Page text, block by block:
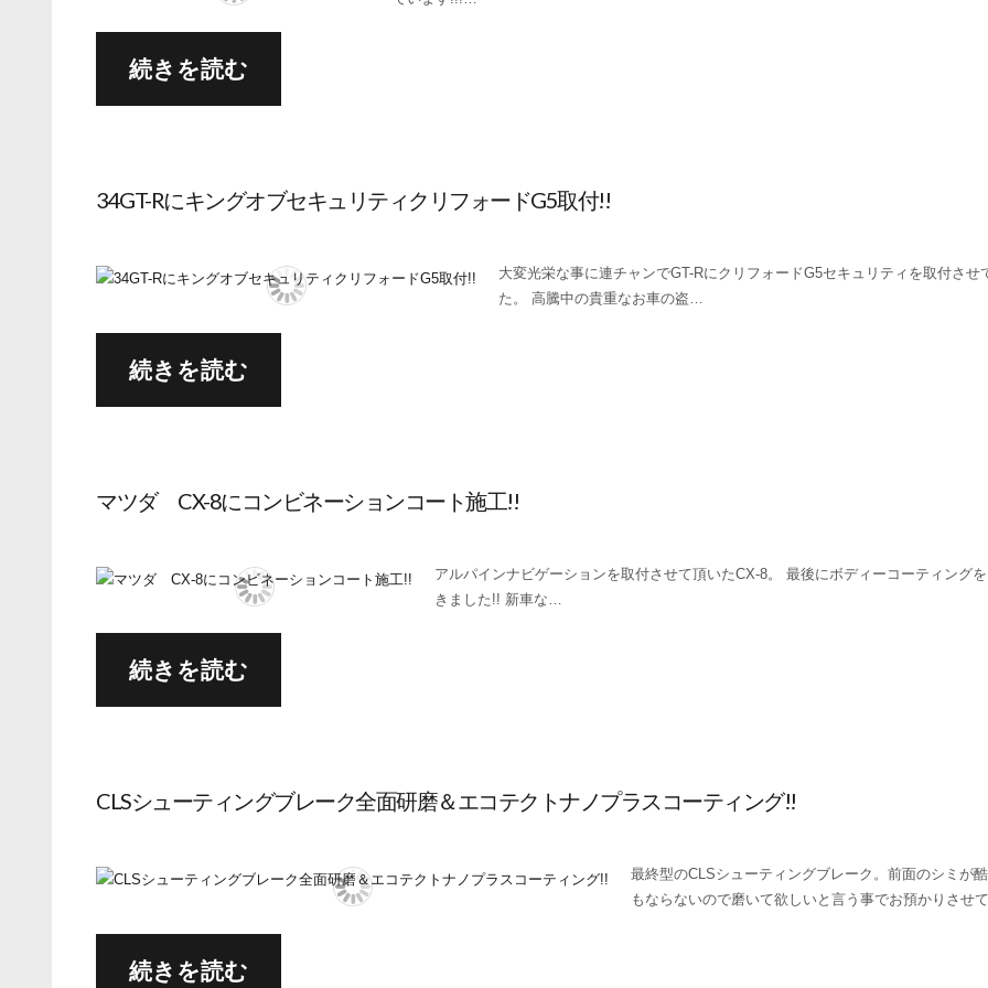
続きを読む
34GT-RにキングオブセキュリティクリフォードG5取付!!
大変光栄な事に連チャンでGT-RにクリフォードG5セキュリティを取付させ
た。 高騰中の貴重なお車の盗…
続きを読む
マツダ CX-8にコンビネーションコート施工!!
アルパインナビゲーションを取付させて頂いたCX-8。 最後にボディーコーティング
きました!! 新車な…
続きを読む
CLSシューティングブレーク全面研磨＆エコテクトナノプラスコーティング!!
最終型のCLSシューティングブレーク。前面のシミが
もならないので磨いて欲しいと言う事でお預かりさせ
続きを読む